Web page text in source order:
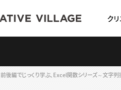
ク
前後編でじっくり学ぶ、Excel関数シリーズ～文字列